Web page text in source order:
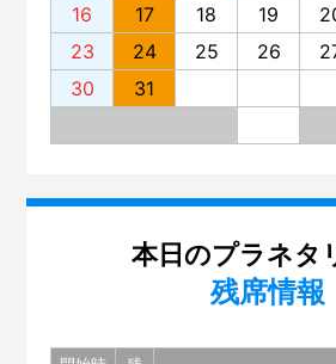
16
17 18 19
23
24 25 26
30
31
本日のプラネタ
残席情報